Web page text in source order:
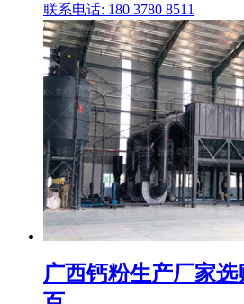
联系电话: 180 3780 8511
广西钙粉生产厂家